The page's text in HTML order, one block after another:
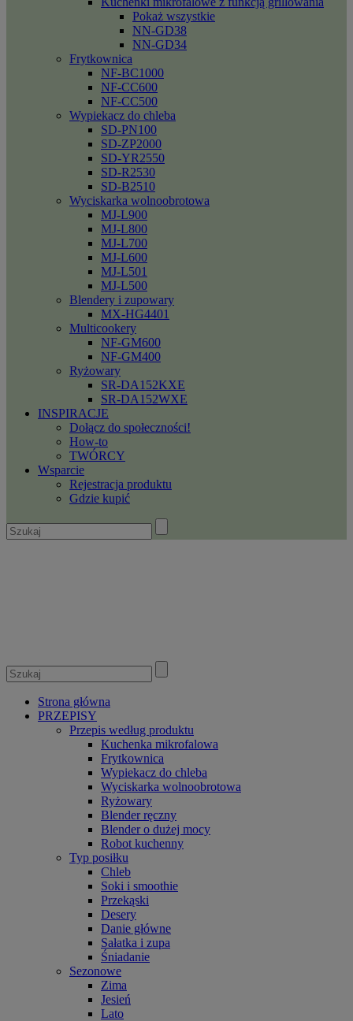
Pokaż wszystkie
NN-GD38
NN-GD34
Frytkownica
NF-BC1000
NF-CC600
NF-CC500
Wypiekacz do chleba
SD-PN100
SD-ZP2000
SD-YR2550
SD-R2530
SD-B2510
Wyciskarka wolnoobrotowa
MJ-L900
MJ-L800
MJ-L700
MJ-L600
MJ-L501
MJ-L500
Blendery i zupowary
MX-HG4401
Multicookery
NF-GM600
NF-GM400
Ryżowary
SR-DA152KXE
SR-DA152WXE
INSPIRACJE
Dołącz do społeczności!
How-to
TWÓRCY
Wsparcie
Rejestracja produktu
Gdzie kupić
Strona główna
PRZEPISY
Przepis według produktu
Kuchenka mikrofalowa
Frytkownica
Wypiekacz do chleba
Wyciskarka wolnoobrotowa
Ryżowary
Blender ręczny
Blender o dużej mocy
Robot kuchenny
Typ posiłku
Chleb
Soki i smoothie
Przekąski
Desery
Danie główne
Sałatka i zupa
Śniadanie
Sezonowe
Zima
Jesień
Lato